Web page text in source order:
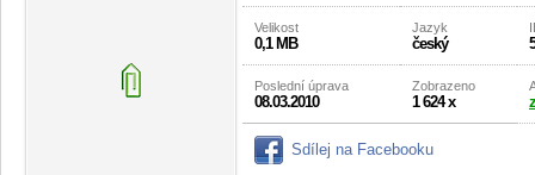
Velikost
0,1 MB
Jazyk
český
Poslední úprava
08.03.2010
Zobrazeno
1 624 x
Sdílej na Facebooku